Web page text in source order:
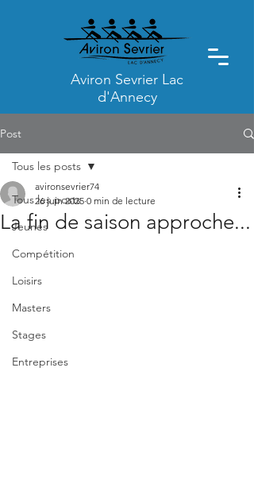
Aviron Sevrier Lac
d'Annecy
Post
Tous les posts
Jeunes
Compétition
Loisirs
Masters
Stages
Entreprises
Tous les posts
La fin de saison approche...
avironsevrier74
26 juin 2025 0 min de lecture